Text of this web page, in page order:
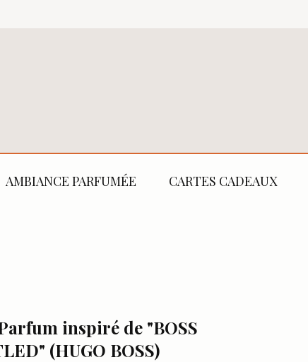
AMBIANCE PARFUMÉE CARTES CADEAUX
inspiré de "BOSS
(HUGO BOSS)